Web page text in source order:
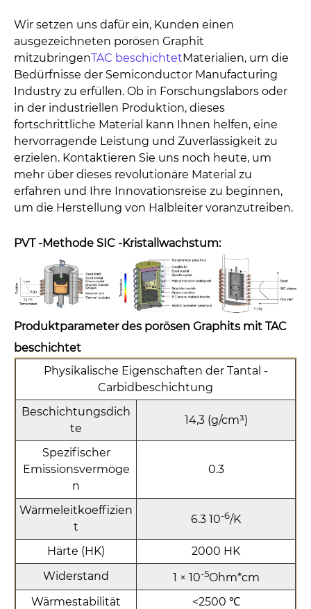
Wir setzen uns dafür ein, Kunden einen
ausgezeichneten porösen Graphit
mitzubringenTAC beschichtetMaterialien, um die
Bedürfnisse der Semiconductor Manufacturing
Industry zu erfüllen. Ob in Forschungslabors oder
in der industriellen Produktion, dieses
fortschrittliche Material kann Ihnen helfen, eine
hervorragende Leistung und Zuverlässigkeit zu
erzielen. Kontaktieren Sie uns noch heute, um
mehr über dieses revolutionäre Material zu
erfahren und Ihre Innovationsreise zu beginnen,
um die Herstellung von Halbleiter voranzutreiben.
PVT -Methode SIC -Kristallwachstum:
Produktparameter des porösen Graphits mit TAC
beschichtet
Physikalische Eigenschaften der Tantal -
Carbidbeschichtung
Beschichtungsdich
te
14,3 (g/cm³)
Spezifischer
Emissionsvermöge
n
0.3
Wärmeleitkoeffizien
t
6.3 10-6/K
Härte (HK)
2000 HK
Widerstand
1 × 10-5Ohm*cm
Wärmestabilität
<2500 ℃